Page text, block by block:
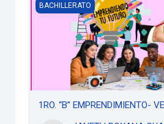
1RO. “B” EMPRENDIMIENTO-
BACHILLERATO
1RO. “B” EMPRENDIMIENTO-